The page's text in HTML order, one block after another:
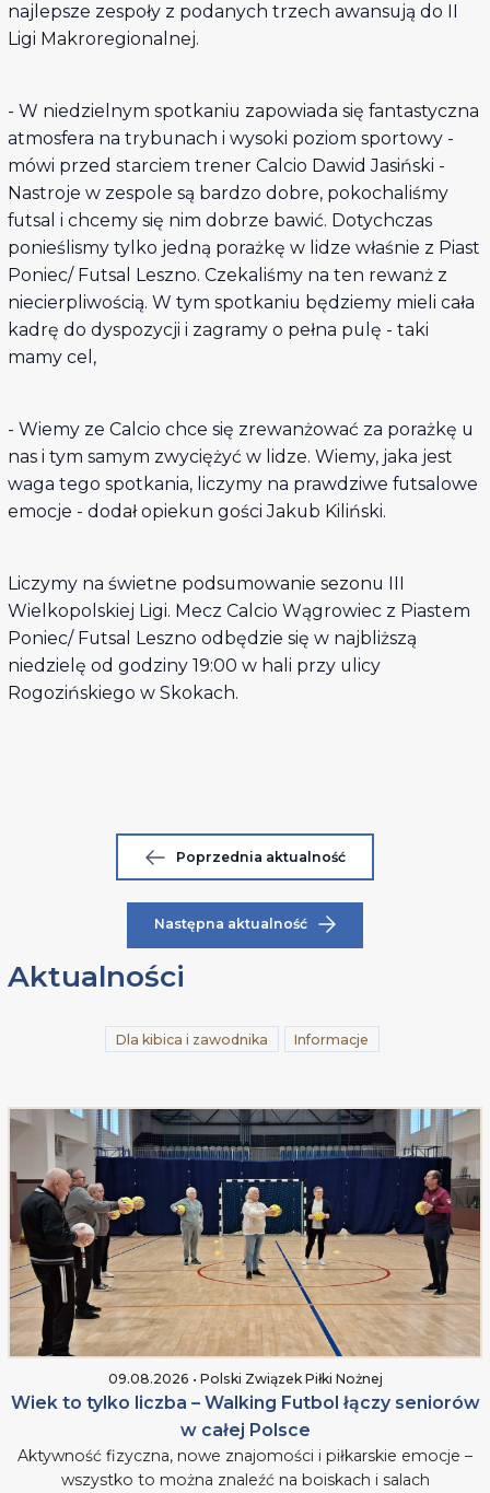
najlepsze zespoły z podanych trzech awansują do II
Ligi Makroregionalnej.
- W niedzielnym spotkaniu zapowiada się fantastyczna
atmosfera na trybunach i wysoki poziom sportowy -
mówi przed starciem trener Calcio Dawid Jasiński -
Nastroje w zespole są bardzo dobre, pokochaliśmy
futsal i chcemy się nim dobrze bawić. Dotychczas
ponieślismy tylko jedną porażkę w lidze właśnie z Piast
Poniec/ Futsal Leszno. Czekaliśmy na ten rewanż z
niecierpliwością. W tym spotkaniu będziemy mieli cała
kadrę do dyspozycji i zagramy o pełna pulę - taki
mamy cel,
- Wiemy ze Calcio chce się zrewanżować za porażkę u
nas i tym samym zwyciężyć w lidze. Wiemy, jaka jest
waga tego spotkania, liczymy na prawdziwe futsalowe
emocje - dodał opiekun gości Jakub Kiliński.
Liczymy na świetne podsumowanie sezonu III
Wielkopolskiej Ligi. Mecz Calcio Wągrowiec z Piastem
Poniec/ Futsal Leszno odbędzie się w najbliższą
niedzielę od godziny 19:00 w hali przy ulicy
Rogozińskiego w Skokach.
Poprzednia aktualność
Następna aktualność
Aktualności
Dla kibica i zawodnika Informacje
09.08.2026 • Polski Związek Piłki Nożnej
Wiek to tylko liczba – Walking Futbol łączy seniorów
w całej Polsce
Aktywność fizyczna, nowe znajomości i piłkarskie emocje –
wszystko to można znaleźć na boiskach i salach